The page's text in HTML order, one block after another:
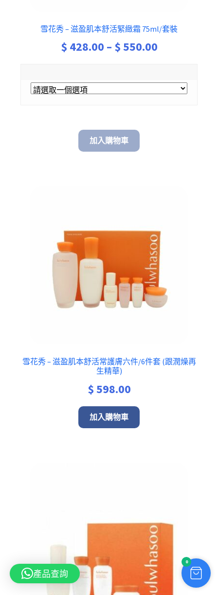
雪花秀 – 滋盈肌本舒活緊緻霜 75ml/套裝
$ 428.00 – $550.00Price
$ 428.00
加入購物車
雪花秀 – 滋盈肌本舒活常護膚六件/6件套 (跟潤燥再
生精華)
$598.00
加入購物車
0
產品查詢